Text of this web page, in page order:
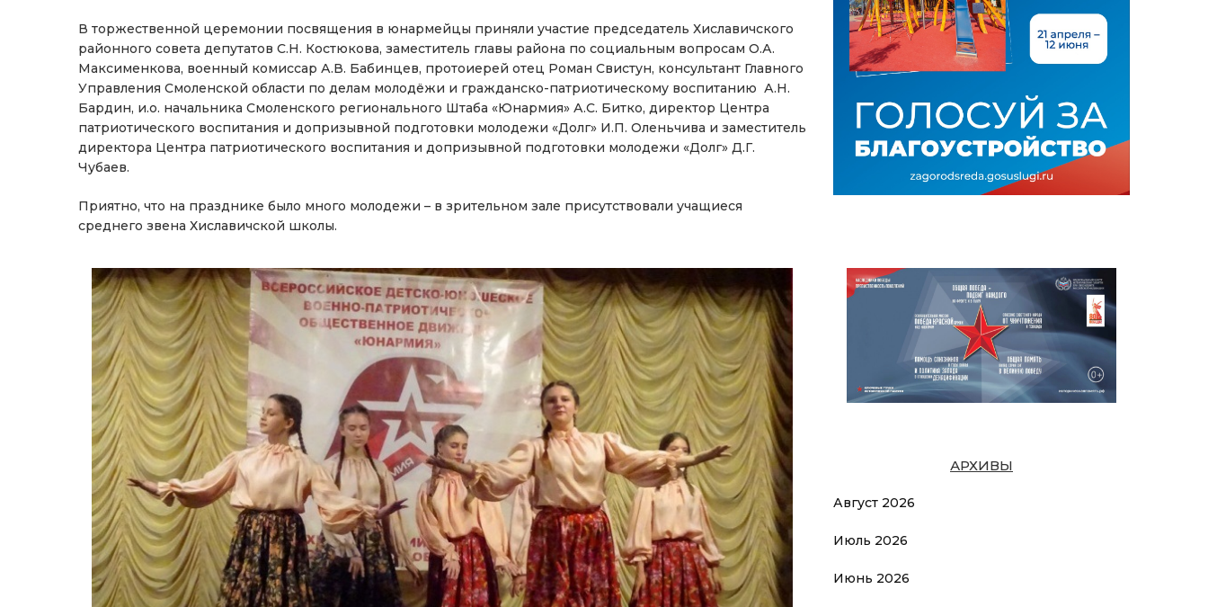
В торжественной церемонии посвящения в юнармейцы приняли участие председатель Хиславичского
районного совета депутатов С.Н. Костюкова, заместитель главы района по социальным вопросам О.А.
Максименкова, военный комиссар А.В. Бабинцев, протоиерей отец Роман Свистун, консультант Главного
Управления Смоленской области по делам молодёжи и гражданско-патриотическому воспитанию А.Н.
Бардин, и.о. начальника Смоленского регионального Штаба «Юнармия» А.С. Битко, директор Центра
патриотического воспитания и допризывной подготовки молодежи «Долг» И.П. Оленьчива и заместитель
директора Центра патриотического воспитания и допризывной подготовки молодежи «Долг» Д.Г.
Чубаев.
Приятно, что на празднике было много молодежи – в зрительном зале присутствовали учащиеся
среднего звена Хиславичской школы.
АРХИВЫ
Август 2026
Июль 2026
Июнь 2026